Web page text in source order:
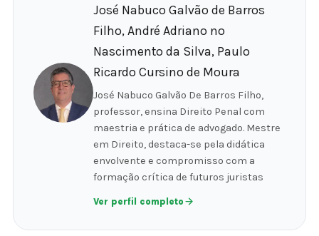
José Nabuco Galvão de Barros
Filho, André Adriano no
Nascimento da Silva, Paulo
Ricardo Cursino de Moura
José Nabuco Galvão De Barros Filho,
professor, ensina Direito Penal com
maestria e prática de advogado. Mestre
em Direito, destaca-se pela didática
envolvente e compromisso com a
formação crítica de futuros juristas
Ver perfil completo